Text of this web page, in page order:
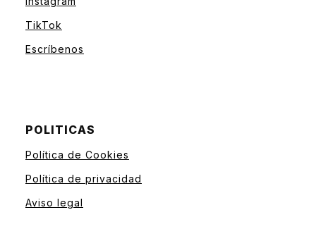
TikTok
Escríbenos
POLITICAS
Política de Cookies
Política de privacidad
Aviso legal